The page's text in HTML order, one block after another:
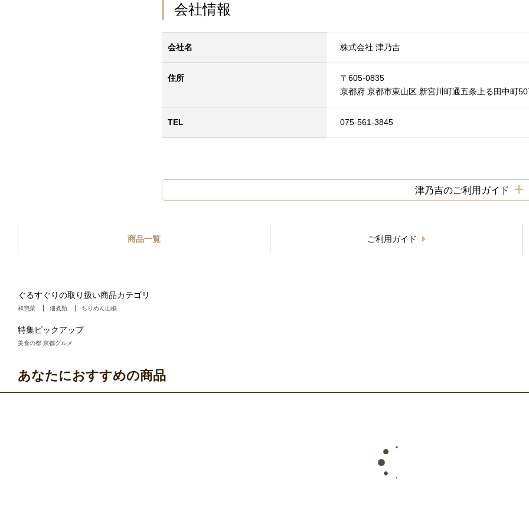
会社情報
会社名 株式会社 津乃吉
住所
〒605-0835
京都府 京都市東山区 新宮川町通五条上る田中町
TEL 075-561-3845
津乃吉のご利用ガイド
商品一覧 ご利用ガイド
ぐるすぐりの取り扱い商品カテゴリ
和惣菜 佃煮類 ちりめん山椒
特集ピックアップ
美食の都 京都グルメ
あなたにおすすめの商品